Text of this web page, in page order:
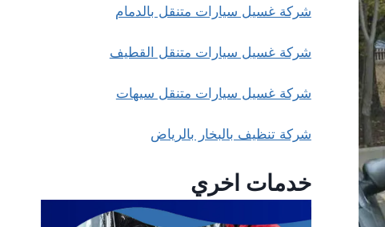
شركة غسيل سيارات متنقل بالدمام
شركة غسيل سيارات متنقل القطيف
شركة غسيل سيارات متنقل سيهات
شركة تنظيف بالبخار بالرياض
خدمات اخري